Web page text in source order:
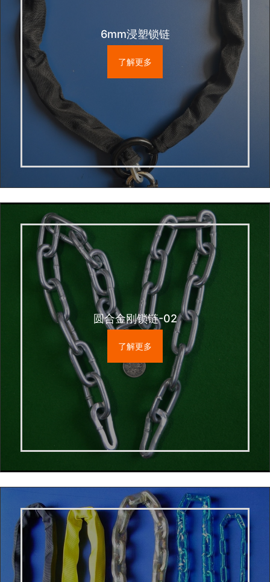
6mm浸塑锁链
了解更多
圆合金刚锁链-02
了解更多